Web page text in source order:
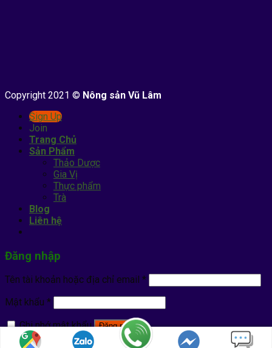
Copyright 2021 © Nông sản Vũ Lâm
Sign Up
Join
Trang Chủ
Sản Phẩm
Thảo Dược
Gia Vị
Thực phẩm
Trà
Blog
Liên hệ
Đăng nhập
Tên tài khoản hoặc địa chỉ email *
Mật khẩu *
Ghi nhớ mật khẩu
Đăng nhập